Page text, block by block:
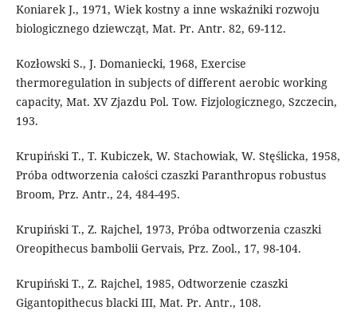
Koniarek J., 1971, Wiek kostny a inne wskaźniki rozwoju
biologicznego dziewcząt, Mat. Pr. Antr. 82, 69-112.
Kozłowski S., J. Domaniecki, 1968, Exercise
thermoregulation in subjects of different aerobic working
capacity, Mat. XV Zjazdu Pol. Tow. Fizjologicznego, Szczecin,
193.
Krupiński T., T. Kubiczek, W. Stachowiak, W. Stęślicka, 1958,
Próba odtworzenia całości czaszki Paranthropus robustus
Broom, Prz. Antr., 24, 484-495.
Krupiński T., Z. Rajchel, 1973, Próba odtworzenia czaszki
Oreopithecus bambolii Gervais, Prz. Zool., 17, 98-104.
Krupiński T., Z. Rajchel, 1985, Odtworzenie czaszki
Gigantopithecus blacki III, Mat. Pr. Antr., 108.